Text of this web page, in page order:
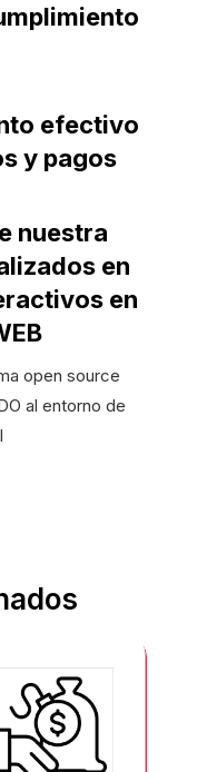
efectivo
y pagos
nuestra
en
en
open source
al entorno de